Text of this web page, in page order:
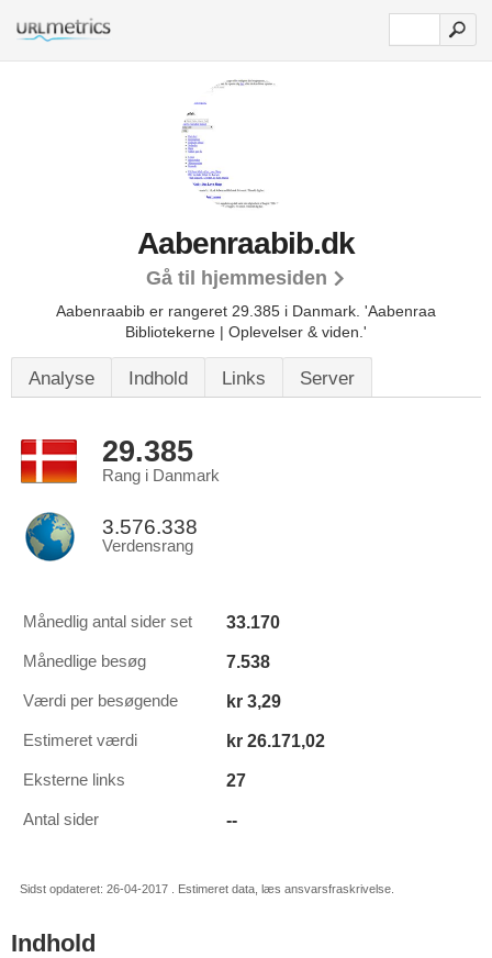
Aabenraabib.dk
Gå til hjemmesiden
Aabenraabib er rangeret 29.385 i Danmark. 'Aabenraa
Bibliotekerne | Oplevelser & viden.'
Analyse Indhold Links Server
29.385
Rang i Danmark
3.576.338
Verdensrang
Månedlig antal sider set 33.170
Månedlige besøg 7.538
Værdi per besøgende kr 3,29
Estimeret værdi kr 26.171,02
Eksterne links 27
Antal sider --
Sidst opdateret: 26-04-2017 . Estimeret data, læs ansvarsfraskrivelse.
Indhold